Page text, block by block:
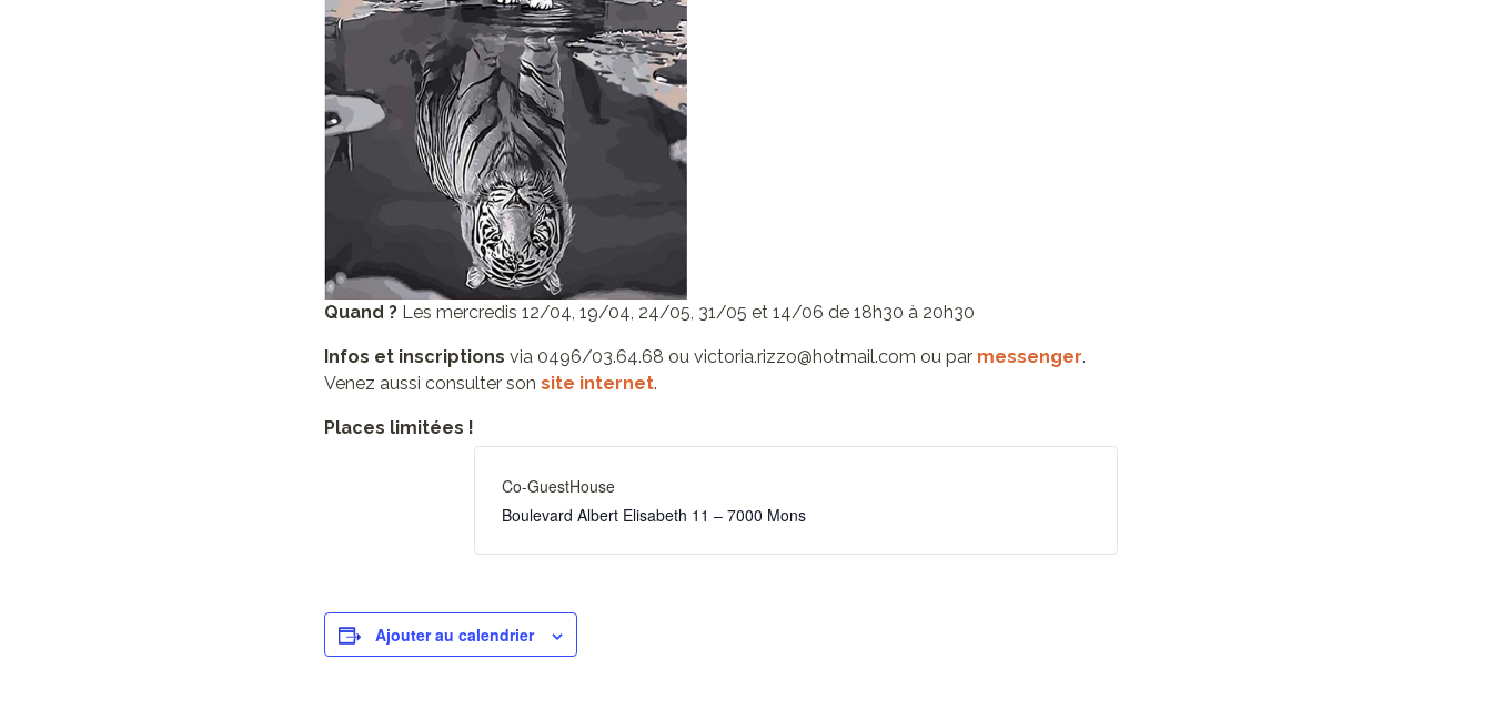
Quand ? Les mercredis 12/04, 19/04, 24/05, 31/05 et 14/06 de 18h30 à 20h30
Infos et inscriptions via 0496/03.64.68 ou victoria.rizzo@hotmail.com ou par messenger.
Venez aussi consulter son site internet.
Places limitées !
Co-GuestHouse
Boulevard Albert Elisabeth 11 – 7000 Mons
Ajouter au calendrier